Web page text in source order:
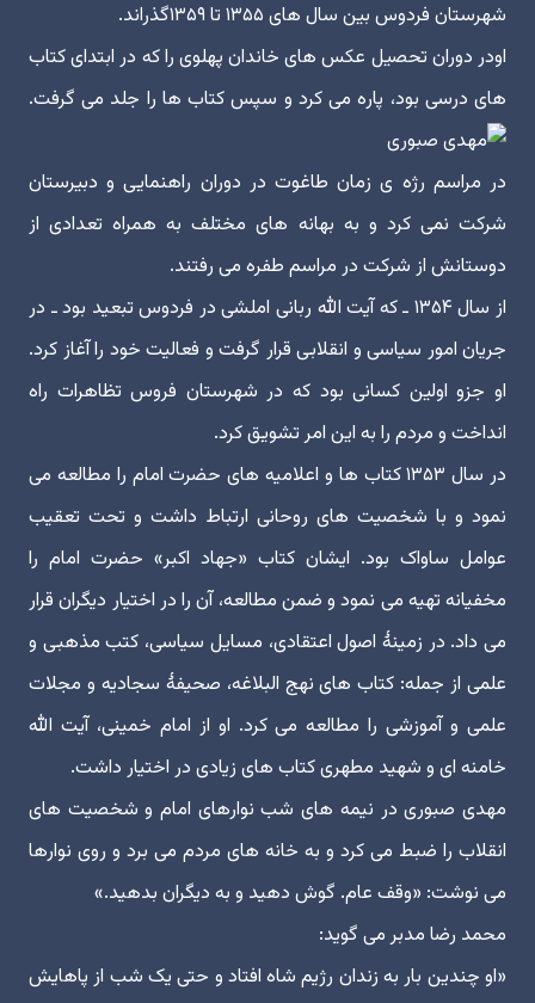
شهرستان فردوس بین سال های ۱۳۵۵ تا ۱۳۵۹گذراند.
اودر دوران تحصیل عکس های خاندان پهلوی را که در ابتدای کتاب
های درسی بود، پاره می کرد و سپس کتاب ها را جلد می گرفت.
در مراسم رژه ی زمان طاغوت در دوران راهنمایی و دبیرستان
شرکت نمی کرد و به بهانه های مختلف به همراه تعدادی از
دوستانش از شرکت در مراسم طفره می رفتند.
از سال ۱۳۵۴ ـ که آیت الله ربانی املشی در فردوس تبعید بود ـ در
جریان امور سیاسی و انقلابی قرار گرفت و فعالیت خود را آغاز کرد.
او جزو اولین کسانی بود که در شهرستان فروس تظاهرات راه
انداخت و مردم را به این امر تشویق کرد.
در سال ۱۳۵۳ کتاب ها و اعلامیه های حضرت امام را مطالعه می
نمود و با شخصیت های روحانی ارتباط داشت و تحت تعقیب
عوامل ساواک بود. ایشان کتاب «جهاد اکبر» حضرت امام را
مخفیانه تهیه می نمود و ضمن مطالعه، آن را در اختیار دیگران قرار
می داد. در زمینۀ اصول اعتقادی، مسایل سیاسی، کتب مذهبی و
علمی از جمله: کتاب های نهج البلاغه، صحیفۀ سجادیه و مجلات
علمی و آموزشی را مطالعه می کرد. او از امام خمینی، آیت الله
خامنه ای و شهید مطهری کتاب های زیادی در اختیار داشت.
مهدی صبوری در نیمه های شب نوارهای امام و شخصیت های
انقلاب را ضبط می کرد و به خانه های مردم می برد و روی نوارها
می نوشت: «وقف عام. گوش دهید و به دیگران بدهید.»
محمد رضا مدبر می گوید:
«او چندین بار به زندان رژیم شاه افتاد و حتی یک شب از پاهایش